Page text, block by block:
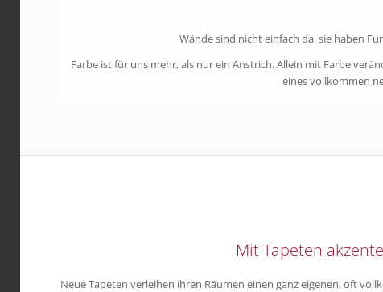
Wände sind nicht einfach da, sie haben
Farbe ist für uns mehr, als nur ein Anstrich. Allein mit Farbe
eines vollkommen
Mit Tapeten
Neue Tapeten verleihen ihren Räumen einen ganz eigenen, oft